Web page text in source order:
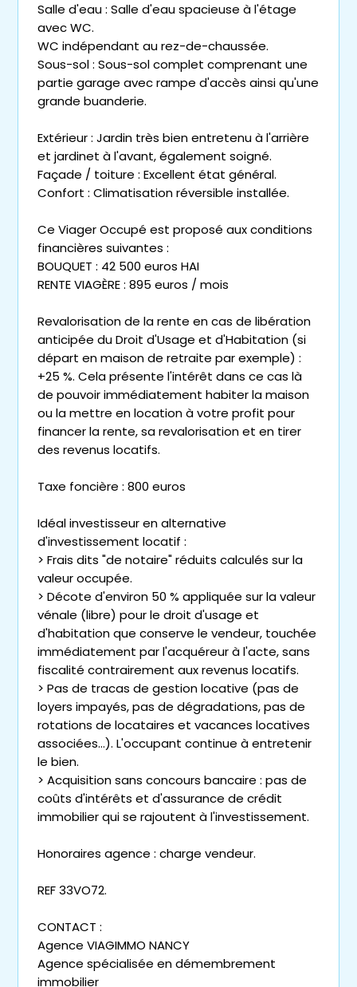
Salle d'eau : Salle d'eau spacieuse à l'étage
avec WC.
WC indépendant au rez-de-chaussée.
Sous-sol : Sous-sol complet comprenant une
partie garage avec rampe d'accès ainsi qu'une
grande buanderie.
Extérieur : Jardin très bien entretenu à l'arrière
et jardinet à l'avant, également soigné.
Façade / toiture : Excellent état général.
Confort : Climatisation réversible installée.
Ce Viager Occupé est proposé aux conditions
financières suivantes :
BOUQUET : 42 500 euros HAI
RENTE VIAGÈRE : 895 euros / mois
Revalorisation de la rente en cas de libération
anticipée du Droit d'Usage et d'Habitation (si
départ en maison de retraite par exemple) :
+25 %. Cela présente l'intérêt dans ce cas là
de pouvoir immédiatement habiter la maison
ou la mettre en location à votre profit pour
financer la rente, sa revalorisation et en tirer
des revenus locatifs.
Taxe foncière : 800 euros
Idéal investisseur en alternative
d'investissement locatif :
> Frais dits "de notaire" réduits calculés sur la
valeur occupée.
> Décote d'environ 50 % appliquée sur la valeur
vénale (libre) pour le droit d'usage et
d'habitation que conserve le vendeur, touchée
immédiatement par l'acquéreur à l'acte, sans
fiscalité contrairement aux revenus locatifs.
> Pas de tracas de gestion locative (pas de
loyers impayés, pas de dégradations, pas de
rotations de locataires et vacances locatives
associées...). L'occupant continue à entretenir
le bien.
> Acquisition sans concours bancaire : pas de
coûts d'intérêts et d'assurance de crédit
immobilier qui se rajoutent à l'investissement.
Honoraires agence : charge vendeur.
REF 33VO72.
CONTACT :
Agence VIAGIMMO NANCY
Agence spécialisée en démembrement
immobilier